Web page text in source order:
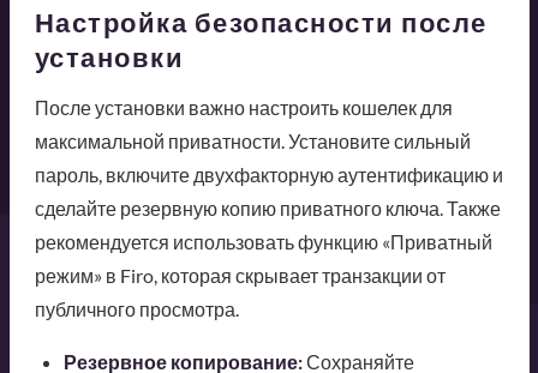
Настройка безопасности после
установки
После установки важно настроить кошелек для
максимальной приватности. Установите сильный
пароль, включите двухфакторную аутентификацию и
сделайте резервную копию приватного ключа. Также
рекомендуется использовать функцию «Приватный
режим» в Firo, которая скрывает транзакции от
публичного просмотра.
Резервное копирование:Сохраняйте